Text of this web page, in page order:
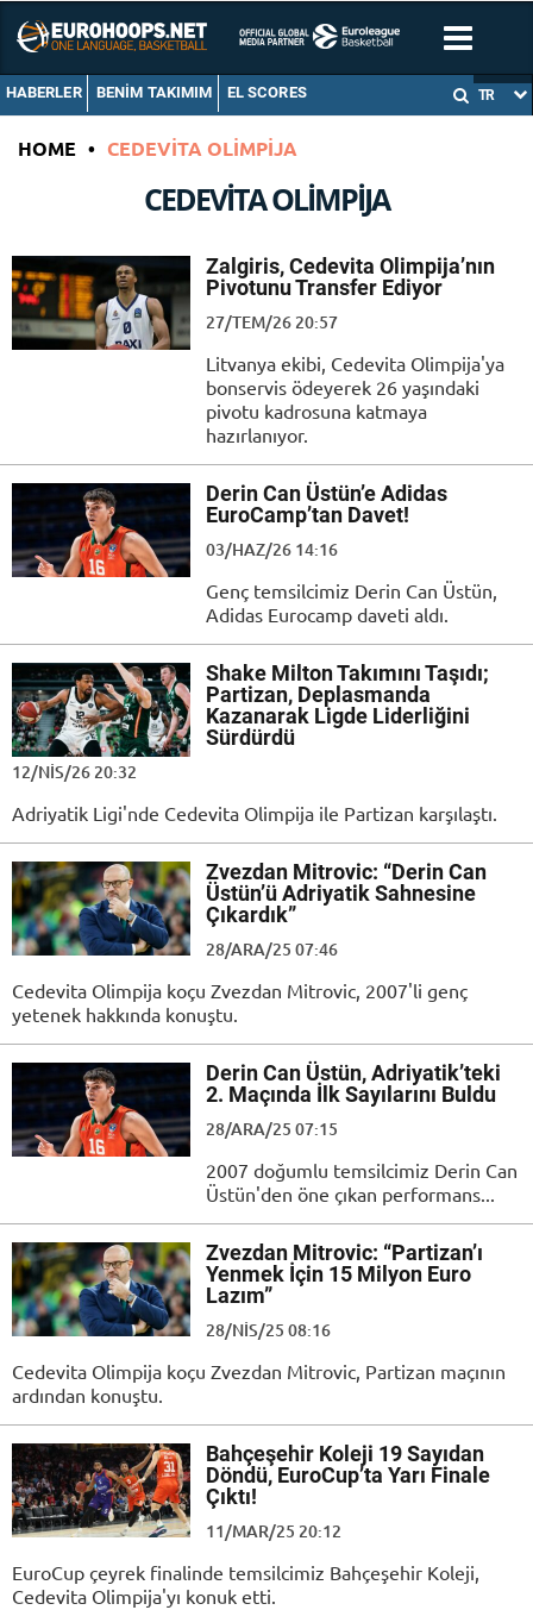
HABERLER BENIM TAKIMIM EL SCORES TR
HOME • CEDEVITA OLIMPIJA
CEDEVITA OLIMPIJA
Zalgiris, Cedevita Olimpija’nın
Pivotunu Transfer Ediyor
27/TEM/26 20:57
Litvanya ekibi, Cedevita Olimpija'ya
bonservis ödeyerek 26 yaşındaki
pivotu kadrosuna katmaya
hazırlanıyor.
Derin Can Üstün’e Adidas
EuroCamp’tan Davet!
03/HAZ/26 14:16
Genç temsilcimiz Derin Can Üstün,
Adidas Eurocamp daveti aldı.
Shake Milton Takımını Taşıdı;
Partizan, Deplasmanda
Kazanarak Ligde Liderliğini
Sürdürdü
12/NIS/26 20:32
Adriyatik Ligi'nde Cedevita Olimpija ile Partizan karşılaştı.
Zvezdan Mitrovic: “Derin Can
Üstün’ü Adriyatik Sahnesine
Çıkardık”
28/ARA/25 07:46
Cedevita Olimpija koçu Zvezdan Mitrovic, 2007'li genç
yetenek hakkında konuştu.
Derin Can Üstün, Adriyatik’teki
2. Maçında İlk Sayılarını Buldu
28/ARA/25 07:15
2007 doğumlu temsilcimiz Derin Can
Üstün'den öne çıkan performans...
Zvezdan Mitrovic: “Partizan’ı
Yenmek İçin 15 Milyon Euro
Lazım”
28/NIS/25 08:16
Cedevita Olimpija koçu Zvezdan Mitrovic, Partizan maçının
ardından konuştu.
Bahçeşehir Koleji 19 Sayıdan
Döndü, EuroCup’ta Yarı Finale
Çıktı!
11/MAR/25 20:12
EuroCup çeyrek finalinde temsilcimiz Bahçeşehir Koleji,
Cedevita Olimpija'yı konuk etti.